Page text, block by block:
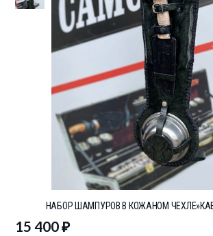
НАБОР ШАМПУРОВ В КОЖАНОМ
15 400₽